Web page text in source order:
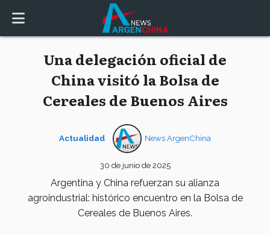
Una delegación oficial de
China visitó la Bolsa de
Cereales de Buenos Aires
Argentina y China refuerzan su alianza
agroindustrial: histórico encuentro en la Bolsa de
Cereales de Buenos Aires.
Actualidad
30 de junio de 2025
News ArgenChina